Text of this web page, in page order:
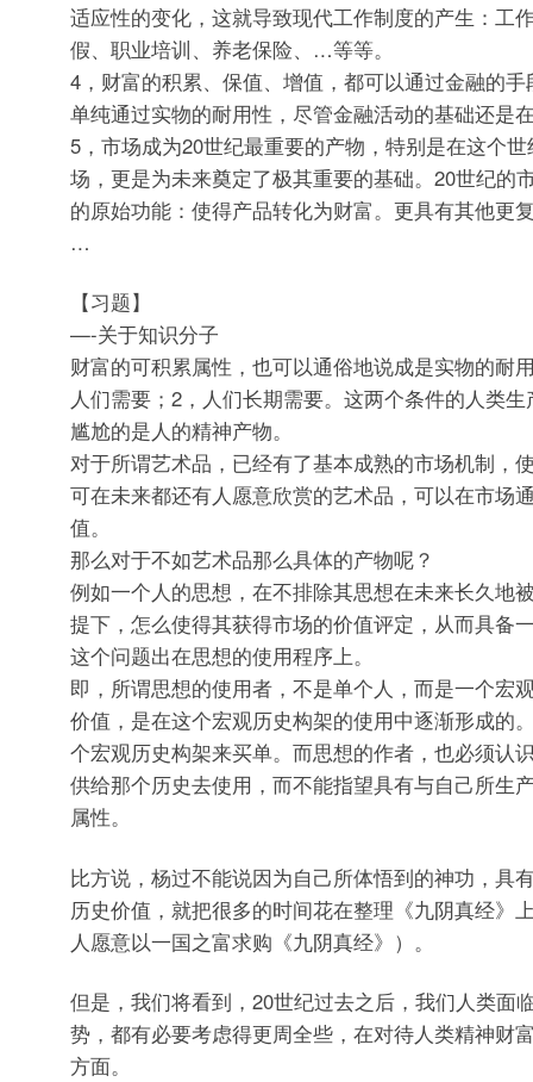
适应性的变化，这就导致现代工作制度的产生：工
假、职业培训、养老保险、…等等。
4，财富的积累、保值、增值，都可以通过金融的
单纯通过实物的耐用性，尽管金融活动的基础还是
5，市场成为20世纪最重要的产物，特别是在这个
场，更是为未来奠定了极其重要的基础。20世纪的
的原始功能：使得产品转化为财富。更具有其他更
…
【习题】
—-关于知识分子
财富的可积累属性，也可以通俗地说成是实物的耐
人们需要；2，人们长期需要。这两个条件的人类
尴尬的是人的精神产物。
对于所谓艺术品，已经有了基本成熟的市场机制，
可在未来都还有人愿意欣赏的艺术品，可以在市场
值。
那么对于不如艺术品那么具体的产物呢？
例如一个人的思想，在不排除其思想在未来长久地
提下，怎么使得其获得市场的价值评定，从而具备
这个问题出在思想的使用程序上。
即，所谓思想的使用者，不是单个人，而是一个宏
价值，是在这个宏观历史构架的使用中逐渐形成的
个宏观历史构架来买单。而思想的作者，也必须认
供给那个历史去使用，而不能指望具有与自己所生
属性。
比方说，杨过不能说因为自己所体悟到的神功，具
历史价值，就把很多的时间花在整理《九阴真经》
人愿意以一国之富求购《九阴真经》）。
但是，我们将看到，20世纪过去之后，我们人类面
势，都有必要考虑得更周全些，在对待人类精神财
方面。